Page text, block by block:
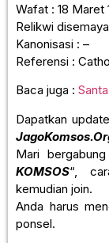
Wafat : 18 Maret
Relikwi
Kanonisasi : –
Referensi :
Baca juga :
Dapatkan
Mari
KOMSOS“,
kemudian join.
Anda harus
ponsel.